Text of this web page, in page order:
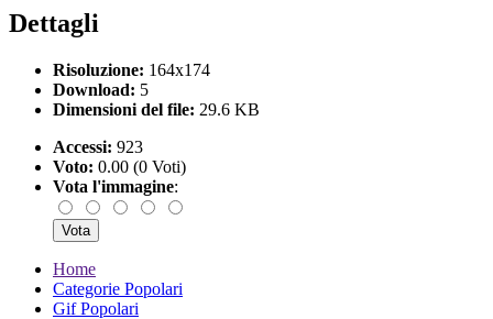
Dettagli
Risoluzione: 164x174
Download: 5
Dimensioni del file: 29.6 KB
Accessi: 923
Voto: 0.00 (0 Voti)
Vota l'immagine:
Home
Categorie Popolari
Gif Popolari